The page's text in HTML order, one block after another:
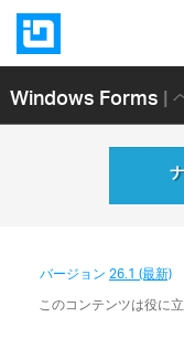
Windows Forms|
バージョン26.1 (最新)
このコンテンツは役に